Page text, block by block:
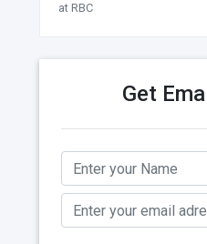
at RBC
Get